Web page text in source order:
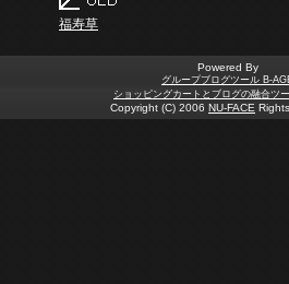
福寿草
Powered By
グループブログツール B-
ショッピングカートとブログの融合ツ
Copyright (C) 2006 NU-FACE